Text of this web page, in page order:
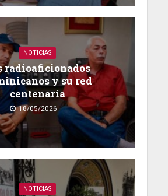
NOTICIAS
radioaficionados
y su red
centenaria
18/05/2026
NOTICIAS